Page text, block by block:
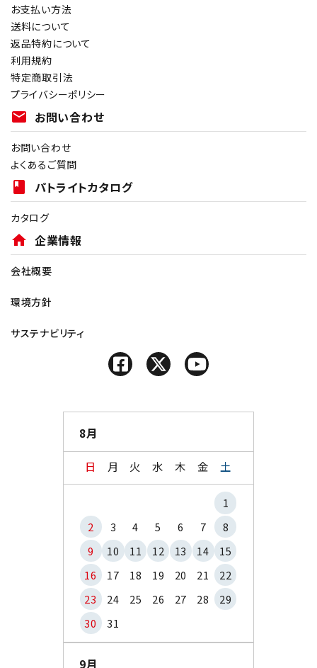
お支払い方法
送料について
返品特約について
利用規約
特定商取引法
プライバシーポリシー
mail お問い合わせ
お問い合わせ
よくあるご質問
book パトライトカタログ
カタログ
home 企業情報
会社概要
環境方針
サステナビリティ
8月
日 月 火 水 木 金 土
1
2
3 4 5 6 7
8
9
10 11 12 13 14
15
16
17 18 19 20 21
22
23
24 25 26 27 28
29
30
31
9月